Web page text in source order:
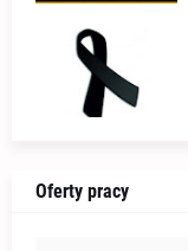
Oferty pracy